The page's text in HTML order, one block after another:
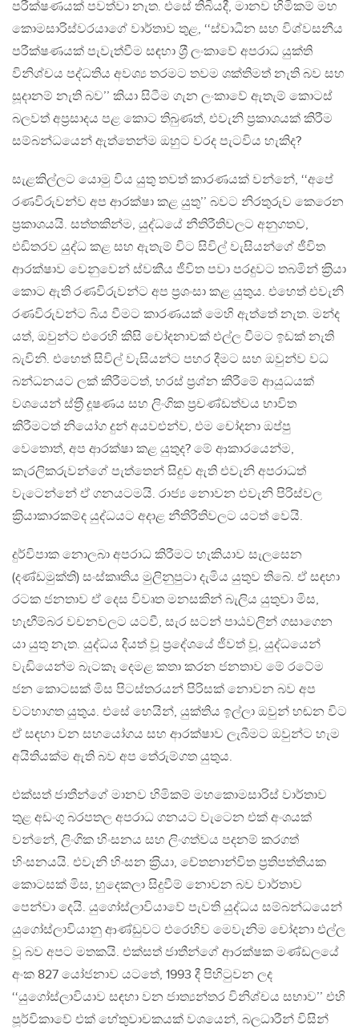
පරීක්ෂණයක් පවත්වා නැත. එසේ තිබියදී, මානව හිමිකම් මහ
කොමසාරිස්වරයාගේ වාර්තාව තුළ, ‘‘ස්වාධීන සහ විශ්වසනීය
පරීක්ෂණයක් පැවැත්වීම සඳහා ශ‍්‍රී ලංකාවේ අපරාධ යුක්ති
විනිශ්චය පද්ධතිය අවශ්‍ය තරමට තවම ශක්තිමත් නැති බව සහ
සූදානම් නැති බව’’ කියා සිටීම ගැන ලංකාවේ ඇතැම් කොටස්
බලවත් අප‍්‍රසාදය පළ කොට තිබුණත්, එවැනි ප‍්‍රකාශයක් කිරීම
සම්බන්ධයෙන් ඇත්තෙන්ම ඔහුට වරද පැටවිය හැකිද?
සැළකිල්ලට යොමු විය යුතු තවත් කාරණයක් වන්නේ, ‘‘අපේ
රණවිරුවන්ව අප ආරක්ෂා කළ යුතු’’ බවට නිරතුරුව කෙරෙන
ප‍්‍රකාශයයි. සත්තකින්ම, යුද්ධයේ නීතිරීතිවලට අනුගතව,
එඩිතරව යුද්ධ කළ සහ ඇතැම් විට සිවිල් වැසියන්ගේ ජීවිත
ආරක්ෂාව වෙනුවෙන් ස්වකීය ජීවිත පවා පරදුවට තබමින් ක‍්‍රියා
කොට ඇති රණවිරුවන්ට අප ප‍්‍රශංසා කළ යුතුය. එහෙත් එවැනි
රණවිරුවන්ට බිය වීමට කාරණයක් මෙහි ඇත්තේ නැත. මන්ද
යත්, ඔවුන්ට එරෙහි කිසි චෝදනාවක් එල්ල වීමට ඉඩක් නැති
බැවිනි. එහෙත් සිවිල් වැසියන්ට පහර දීමට සහ ඔවුන්ව වධ
බන්ධනයට ලක් කිරීමටත්, හරස් ප‍්‍රශ්න කිරීමේ ආයුධයක්
වශයෙන් ස්ත‍්‍රී දූෂණය සහ ලිංගික ප‍්‍රචණ්ඩත්වය භාවිත
කිරීමටත් නියෝග දුන් අයවළුන්ව, එම චෝදනා ඔප්පු
වෙතොත්, අප ආරක්ෂා කළ යුතුද? මේ ආකාරයෙන්ම,
කැරලිකරුවන්ගේ පැත්තෙන් සිදුව ඇති එවැනි අපරාධත්
වැටෙන්නේ ඒ ගනයටමයි. රාජ්‍ය නොවන එවැනි පිරිස්වල
ක‍්‍රියාකාරකම්ද යුද්ධයට අදාළ නීතිරීතිවලට යටත් වෙයි.
දුර්විපාක නොලබා අපරාධ කිරීමට හැකියාව සැලසෙන
(දණ්ඩමුක්ති) සංස්කෘතිය මුලිනුපුටා දැමිය යුතුව තිබේ. ඒ සඳහා
රටක ජනතාව ඒ දෙස විවෘත මනසකින් බැලිය යුතුවා මිස,
හැඟීම්බර වචනවලට යටවී, සැර සටන් පාඨවලින් ගසාගෙන
යා යුතු නැත. යුද්ධය දියත් වූ ප‍්‍රදේශයේ ජීවත් වූ, යුද්ධයෙන්
වැඩියෙන්ම බැටකෑ දෙමළ කතා කරන ජනතාව මේ රටේම
ජන කොටසක් මිස පිටස්තරයන් පිරිසක් නොවන බව අප
වටහාගත යුතුය. එසේ හෙයින්, යුක්තිය ඉල්ලා ඔවුන් හඬන විට
ඒ සඳහා වන සහයෝගය සහ ආරක්ෂාව ලැබීමට ඔවුන්ට හැම
අයිතියක්ම ඇති බව අප තේරුම්ගත යුතුය.
එක්සත් ජාතීන්ගේ මානව හිමිකම් මහකොමසාරිස් වාර්තාව
තුළ අඩංගු බරපතල අපරාධ ගනයට වැටෙන එක් අංශයක්
වන්නේ, ලිංගික හිංසනය සහ ලිංගත්වය පදනම් කරගත්
හිංසනයයි. එවැනි හිංසන ක‍්‍රියා, චේතනාන්විත ප‍්‍රතිපත්තියක
කොටසක් මිස, හුදෙකලා සිදුවීම් නොවන බව වාර්තාව
පෙන්වා දෙයි. යුගෝස්ලාවියාවේ පැවති යුද්ධය සම්බන්ධයෙන්
යුගෝස්ලාවියානු ආණ්ඩුවට එරෙහිව මෙවැනිම චෝදනා එල්ල
වූ බව අපට මතකයි. එක්සත් ජාතීන්ගේ ආරක්ෂක මණ්ඩලයේ
අංක 827 යෝජනාව යටතේ, 1993 දී පිහිටුවන ලද
‘‘යුගෝස්ලාවියාව සඳහා වන ජාත්‍යන්තර විනිශ්චය සභාව’’ එහි
පූර්විකාවේ එක් හේතුවාචකයක් වශයෙන්, බලධාරීන් විසින්